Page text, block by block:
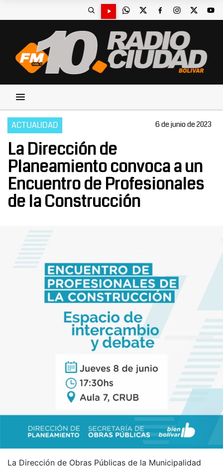
ACTUALIDAD 6 de junio de 2023
La Dirección de
Planeamiento convoca a un
Encuentro de Profesionales
de la Construcción
La Dirección de Obras Públicas de la Municipalidad